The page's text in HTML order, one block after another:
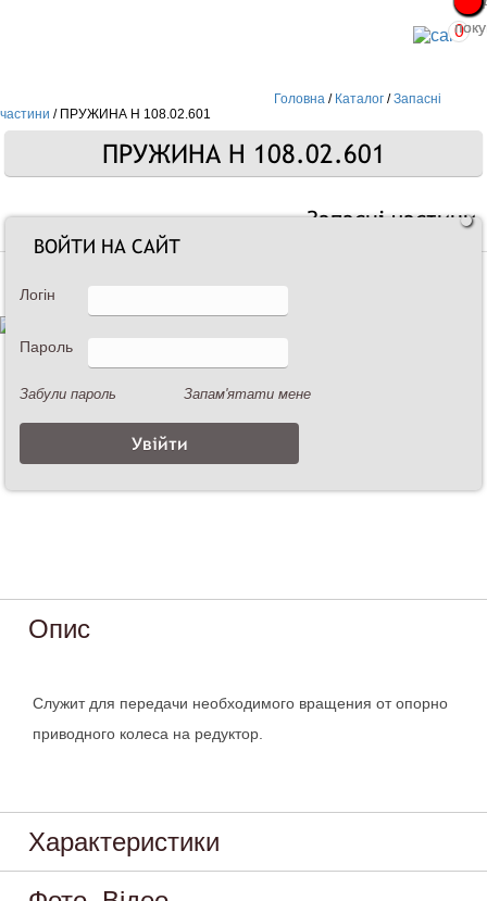
0
Головна / Каталог /Запасні
частини / ПРУЖИНА Н 108.02.601
ПРУЖИНА Н 108.02.601
Запасні частини
Опис
Служит для передачи необходимого вращения от опорно
приводного колеса на редуктор.
Характеристики
ВОЙТИ НА САЙТ
Логін
Пароль
Забули пароль Запам'ятати мене